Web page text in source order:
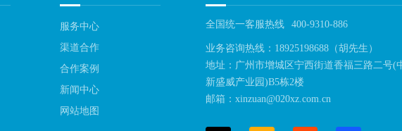
服务中心
渠道合作
合作案例
新闻中心
网站地图
全国统一客服热线 400-9310-886
业务咨询热线：18925198688（胡先生）
地址：广州市增城区宁西街道香福三路二号(
新盛威产业园)B5栋2楼
邮箱：xinzuan@020xz.com.cn